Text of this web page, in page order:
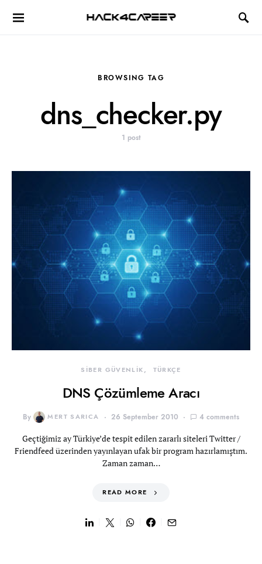
Hack4Career
BROWSING TAG
dns_checker.py
1 post
SİBER GÜVENLİK TÜRKÇE
DNS Çözümleme Aracı
By MERT SARICA 26 September 2010 4 comments
Geçtiğimiz ay Türkiye’de tespit edilen zararlı siteleri Twitter /
Friendfeed üzerinden yayınlayan ufak bir program hazırlamıştım.
Zaman zaman…
READ MORE